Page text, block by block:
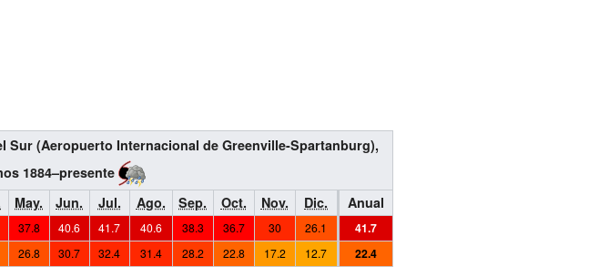
(Aeropuerto Internacional de Greenville-Spartanburg),
1884–presente
May. Jun. Jul. Ago. Sep. Oct. Nov. Dic.
Anual
37.8 40.6 41.7 40.6 38.3 36.7 30 26.1 41.7
26.8 30.7 32.4 31.4 28.2 22.8 17.2 12.7 22.4